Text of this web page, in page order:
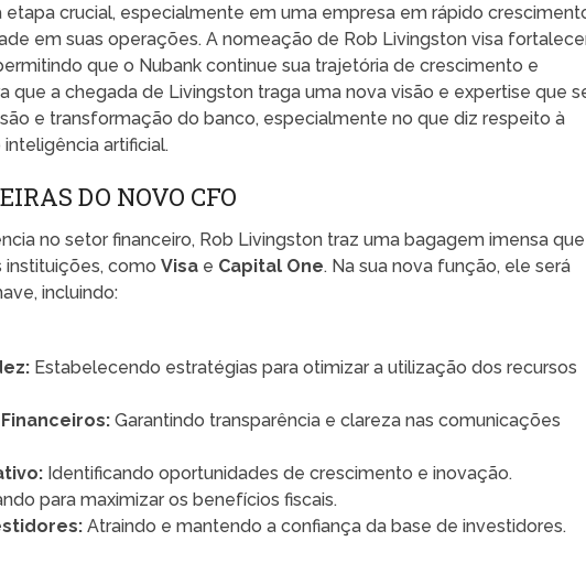
etapa crucial, especialmente em uma empresa em rápido
em suas operações. A nomeação de Rob Livingston visa
que o Nubank continue sua trajetória de crescimento e
que a chegada de Livingston traga uma nova visão e expertise que
e transformação do banco, especialmente no que diz respeito à
artificial.
DO NOVO CFO
no setor financeiro, Rob Livingston traz uma bagagem imensa que
instituições, comoVisa e Capital One. Na sua nova função, ele será
incluindo:
Estabelecendo estratégias para otimizar a utilização dos recursos
Garantindo transparência e clareza nas comunicações
Identificando oportunidades de crescimento e inovação.
para maximizar os benefícios fiscais.
Atraindo e mantendo a confiança da base de investidores.